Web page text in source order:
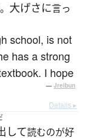
大げさに言っ
school, is not
has a strong
I hope
— Jreibun
Details ▸
して読むのが好